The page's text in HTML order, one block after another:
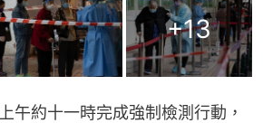
+13
午約十一時完成強制檢測行動，